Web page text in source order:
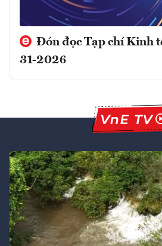
Đón đọc Tạp chí Kinh
31-2026